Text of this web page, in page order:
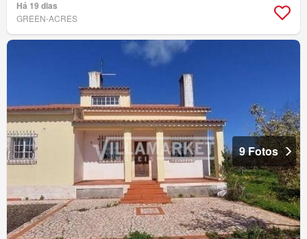
Há 19 dias
GREEN-ACRES
9 Fotos